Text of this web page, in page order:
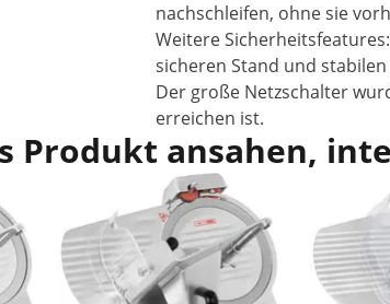
nachschleifen, ohne sie
Weitere
sicheren Stand und
Der große Netzschalter
erreichen ist.
Produkt ansahen,